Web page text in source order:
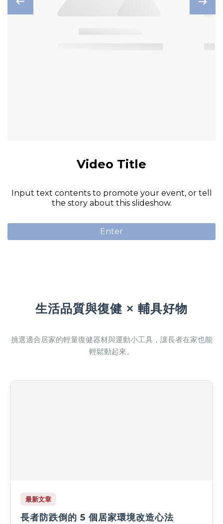
Video Title
Input text contents to promote your event, or tell
the story about this slideshow.
Enter
生活品質與復健 × 輔具好物
挑選適合居家的輕量復健器材與運動小工具，讓長者在家也能
輕鬆動起來。
最新文章
長者防跌倒的 5 個居家環境改造心法